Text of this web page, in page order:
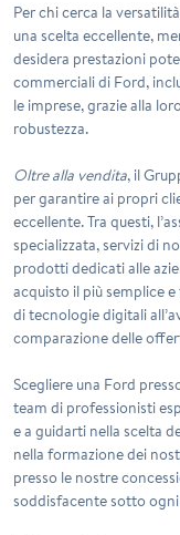
Per chi cerca la
una scelta eccellente,
desidera prestazioni
commerciali di Ford,
le imprese, grazie alla
robustezza.
Oltre alla vendita, il
per garantire ai propri
eccellente. Tra questi,
specializzata, servizi di
prodotti dedicati alle
acquisto il più semplice
di tecnologie digitali
comparazione delle
Scegliere una Ford
team di professionisti
e a guidarti nella scelta
nella formazione dei
presso le nostre
soddisfacente sotto